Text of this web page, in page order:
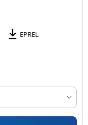
EPREL